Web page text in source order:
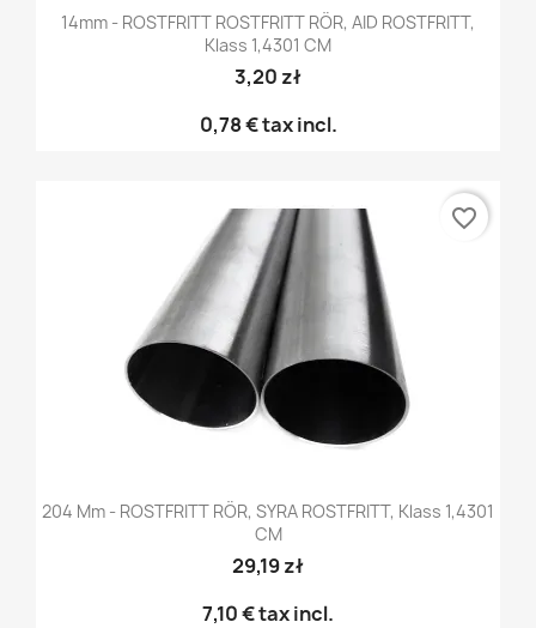
14mm - ROSTFRITT ROSTFRITT RÖR, AID ROSTFRITT,
Klass 1,4301 CM
3,20 zł
0,78 €tax incl.
204 Mm - ROSTFRITT RÖR, SYRA ROSTFRITT, Klass 1,4301
CM
29,19 zł
7,10 €tax incl.
favorite_border